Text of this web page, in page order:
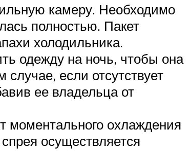
камеру. Необходимо
полностью. Пакет
холодильника.
одежду на ночь, чтобы она
если отсутствует
ее владельца от
моментального охлаждения
осуществляется